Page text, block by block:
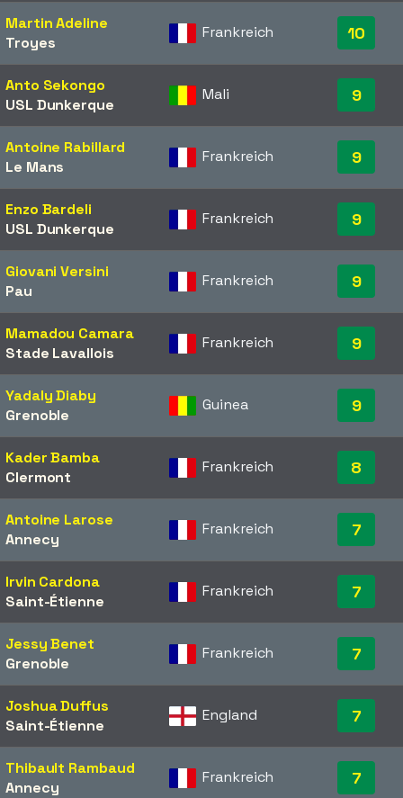
Martin Adeline
Troyes
Frankreich 10
Anto Sekongo
USL Dunkerque
Mali 9
Antoine Rabillard
Le Mans
Frankreich 9
Enzo Bardeli
USL Dunkerque
Frankreich 9
Giovani Versini
Pau
Frankreich 9
Mamadou Camara
Stade Lavallois
Frankreich 9
Yadaly Diaby
Grenoble
Guinea 9
Kader Bamba
Clermont
Frankreich 8
Antoine Larose
Annecy
Frankreich 7
Irvin Cardona
Saint-Étienne
Frankreich 7
Jessy Benet
Grenoble
Frankreich 7
Joshua Duffus
Saint-Étienne
England 7
Thibault Rambaud
Annecy
Frankreich 7